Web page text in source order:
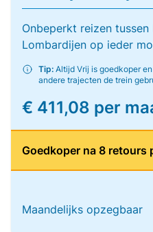
Onbeperkt reizen
Lombardijen op ieder
Tip: Altijd Vrij is goedkoper
andere trajecten de trein
€ 411,08 per
Goedkoper na 8 retours
Maandelijks opzegbaar